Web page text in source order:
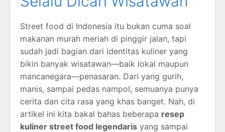
Street food di Indonesia itu bukan cuma soal
makanan murah meriah di pinggir jalan, tapi
sudah jadi bagian dari identitas kuliner yang
bikin banyak wisatawan—baik lokal maupun
mancanegara—penasaran. Dari yang gurih,
manis, sampai pedas nampol, semuanya punya
cerita dan cita rasa yang khas banget. Nah, di
artikel ini kita bakal bahas beberapa resep
kuliner street food legendaris yang sampai